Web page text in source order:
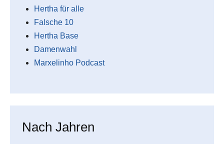
Hertha für alle
Falsche 10
Hertha Base
Damenwahl
Marxelinho Podcast
Nach Jahren